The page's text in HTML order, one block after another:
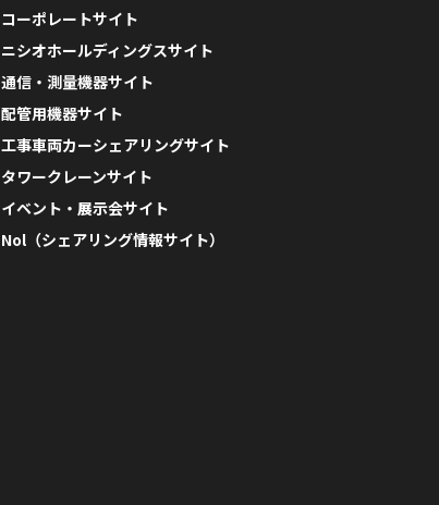
コーポレートサイト
ニシオホールディングスサイト
通信・測量機器サイト
配管用機器サイト
工事車両カーシェアリングサイト
タワークレーンサイト
イベント・展示会サイト
Nol（シェアリング情報サイト）